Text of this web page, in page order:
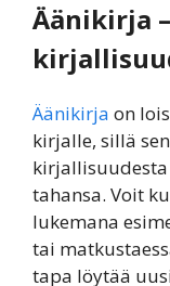
Äänikirja
Äänikirja on
kirjalle, sillä
tahansa. Voit
lukemana
tai
tapa löytää